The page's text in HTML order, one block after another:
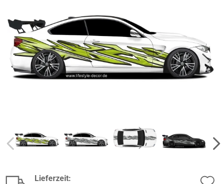
Lieferzeit: